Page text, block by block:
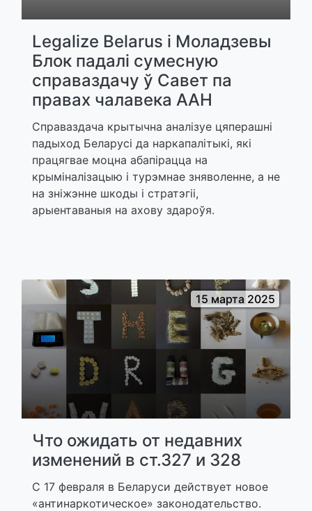
Legalize Belarus і Моладзевы
Блок падалі сумесную
справаздачу ў Савет па
правах чалавека ААН
Справаздача крытычна аналізуе цяперашні
падыход Беларусі да наркапалітыкі, які
працягвае моцна абапірацца на
крыміналізацыю і турэмнае зняволенне, а не
на зніжэнне шкоды і стратэгіі,
арыентаваныя на ахову здароўя.
15 марта 2025
Что ожидать от недавних
изменений в ст.327 и 328
С 17 февраля в Беларуси действует новое
«антинаркотическое» законодательство.